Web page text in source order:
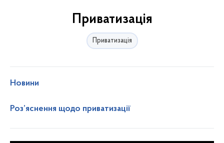
Приватизація
Приватизація
Новини
Роз’яснення щодо приватизації